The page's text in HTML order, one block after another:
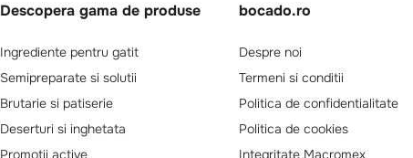
Descopera gama de produse
Ingrediente pentru gatit
Semipreparate si solutii
Brutarie si patiserie
Deserturi si inghetata
Promotii active
bocado.ro
Despre noi
Termeni si conditii
Politica de confidentialitate
Politica de cookies
Integritate Macromex